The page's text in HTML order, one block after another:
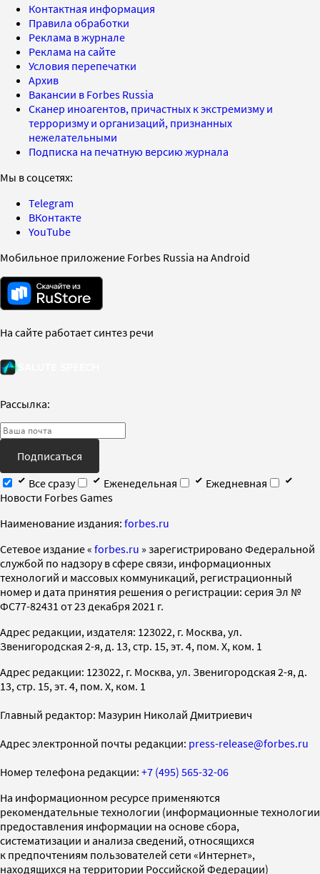
Контактная информация
Правила обработки
Реклама в журнале
Реклама на сайте
Условия перепечатки
Архив
Вакансии в Forbes Russia
Сканер иноагентов, причастных к экстремизму и
терроризму и организаций, признанных
нежелательными
Подписка на печатную версию журнала
Мы в соцсетях:
Telegram
ВКонтакте
YouTube
Мобильное приложение Forbes Russia на Android
На сайте работает синтез речи
Рассылка:
Подписаться
Все сразу
Еженедельная
Ежедневная
Новости Forbes Games
Наименование издания: forbes.ru
Cетевое издание « forbes.ru » зарегистрировано Федеральной
службой по надзору в сфере связи, информационных
технологий и массовых коммуникаций, регистрационный
номер и дата принятия решения о регистрации: серия Эл №
ФС77-82431 от 23 декабря 2021 г.
Адрес редакции, издателя: 123022, г. Москва, ул.
Звенигородская 2-я, д. 13, стр. 15, эт. 4, пом. X, ком. 1
Адрес редакции: 123022, г. Москва, ул. Звенигородская 2-я, д.
13, стр. 15, эт. 4, пом. X, ком. 1
Главный редактор: Мазурин Николай Дмитриевич
Адрес электронной почты редакции: press-release@forbes.ru
Номер телефона редакции: +7 (495) 565-32-06
На информационном ресурсе применяются
рекомендательные технологии (информационные технологии
предоставления информации на основе сбора,
систематизации и анализа сведений, относящихся
к предпочтениям пользователей сети «Интернет»,
находящихся на территории Российской Федерации)